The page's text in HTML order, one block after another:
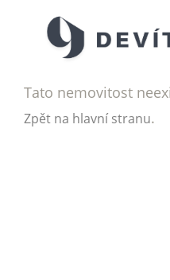
Tato nemovitost
Zpět na hlavní stranu.